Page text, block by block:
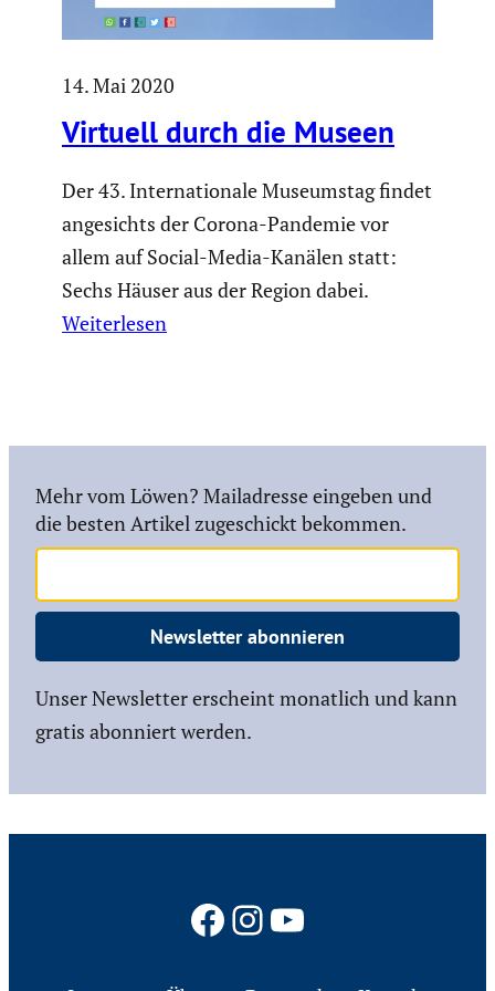
14. Mai 2020
Virtuell durch die Museen
Der 43. Internationale Museumstag findet
angesichts der Corona-Pandemie vor
allem auf Social-Media-Kanälen statt:
Sechs Häuser aus der Region dabei.
Weiterlesen
Mehr vom Löwen? Mailadresse eingeben und
die besten Artikel zugeschickt bekommen.
Newsletter abonnieren
Unser Newsletter erscheint monatlich und kann
gratis abonniert werden.
Facebook
Instagram
YouTube